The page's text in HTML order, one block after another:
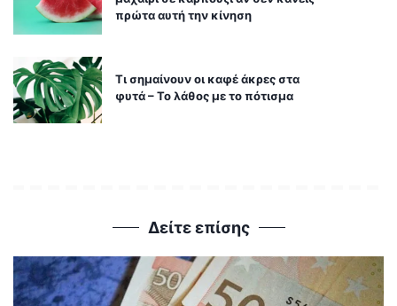
πρώτα αυτή την κίνηση
Τι σημαίνουν οι καφέ άκρες στα
φυτά – Το λάθος με το πότισμα
Δείτε επίσης